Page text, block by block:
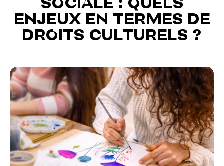
ENJEUX EN TERMES DE
DROITS CULTURELS ?